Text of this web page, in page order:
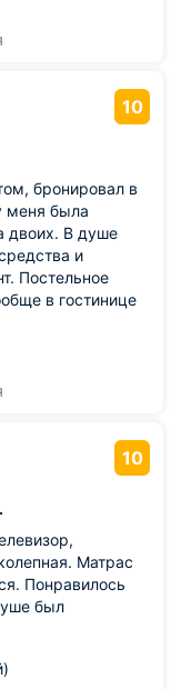
10
бронировал в
меня была
двоих. В душе
и
Постельное
в гостинице
10
Матрас
Понравилось
был